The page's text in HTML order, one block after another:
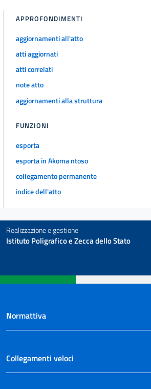
24
24 bis
25
25 bis
25 ter
25 quater
26
27
28
29
29 ter
CAPO IV
((DISCIPLINA DELL'OFFERTA FUORI SEDE E
30 bis
31 bis
32
32 bis
APPROFONDIMENTI
aggiornamenti all'atto
atti aggiornati
atti correlati
note atto
aggiornamenti alla struttura
FUNZIONI
esporta
esporta in Akoma ntoso
collegamento permanente
indice dell'atto
Realizzazione e gestione
Istituto Poligrafico e Zecca dello Stato
Normattiva
Collegamenti veloci